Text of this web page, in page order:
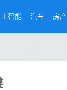
智能 汽车 房产